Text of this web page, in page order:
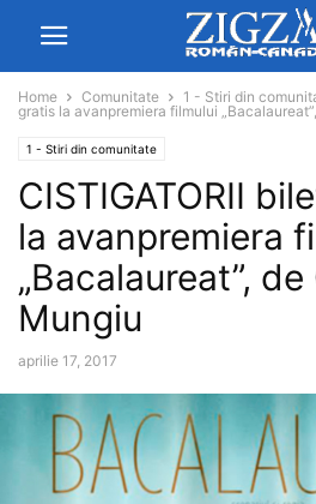
Home Comunitate 1 - Stiri din
gratis la avanpremiera filmului
1 - Stiri din comunitate
CISTIGATORII
la avanpremiera
„Bacalaureat”,
Mungiu
aprilie 17, 2017